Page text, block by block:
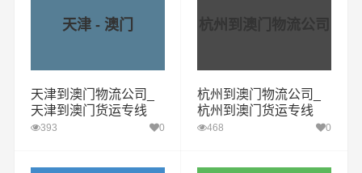
天津 - 澳门
天津到澳门物流公司_
天津到澳门货运专线
393 0
杭州到澳门物流公司
杭州到澳门物流公司_
杭州到澳门货运专线
468 0